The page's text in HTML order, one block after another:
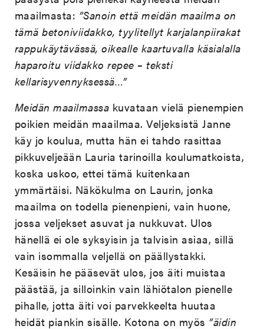
maailmasta: ”Sanoin että meidän maailma on
tämä betoniviidakko, tyylitellyt karjalanpiirakat
rappukäytävässä, oikealle kaartuvalla käsialalla
haparoitu viidakko repee – teksti
kellarisyvennyksessä…”
Meidän maailmassa kuvataan vielä pienempien
poikien meidän maailmaa. Veljeksistä Janne
käy jo koulua, mutta hän ei tahdo rasittaa
pikkuveljeään Lauria tarinoilla koulumatkoista,
koska uskoo, ettei tämä kuitenkaan
ymmärtäisi. Näkökulma on Laurin, jonka
maailma on todella pienenpieni, vain huone,
jossa veljekset asuvat ja nukkuvat. Ulos
hänellä ei ole syksyisin ja talvisin asiaa, sillä
vain isommalla veljellä on päällystakki.
Kesäisin he pääsevät ulos, jos äiti muistaa
päästää, ja silloinkin vain lähiötalon pienelle
pihalle, jotta äiti voi parvekkeelta huutaa
heidät piankin sisälle. Kotona on myös ”äidin